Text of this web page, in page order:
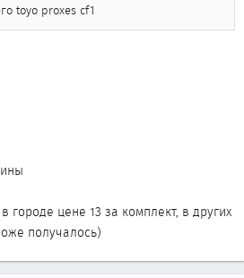
toyo proxes cf1
городе цене 13 за комплект, в других
получалось)